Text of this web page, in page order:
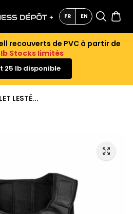
FR EN
recouverts de PVC à partir de
Stocks limités
25 lb disponible
LESTÉ...